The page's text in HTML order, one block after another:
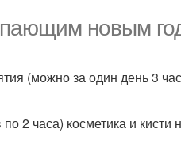
новым
(можно за один день 3
2 часа) косметика и кисти